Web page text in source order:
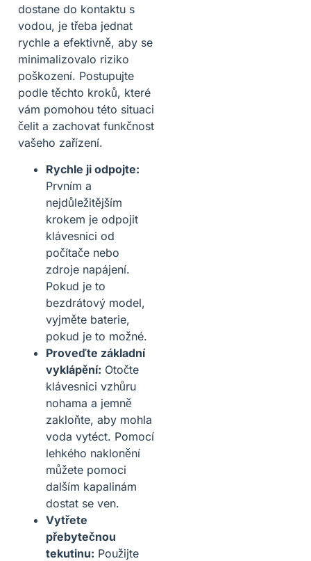
dostane do kontaktu s
vodou, je třeba jednat
rychle a efektivně, aby se
minimalizovalo riziko
poškození. Postupujte
podle těchto kroků, které
vám pomohou této situaci
čelit a zachovat funkčnost
vašeho zařízení.
Rychle ji odpojte:
Prvním a
nejdůležitějším
krokem je odpojit
klávesnici od
počítače nebo
zdroje napájení.
Pokud je to
bezdrátový model,
vyjměte baterie,
pokud je to možné.
Proveďte základní
vyklápění: Otočte
klávesnici vzhůru
nohama a jemně
zakloňte, aby mohla
voda vytéct. Pomocí
lehkého naklonění
můžete pomoci
dalším kapalinám
dostat se ven.
Vytřete
přebytečnou
tekutinu: Použijte